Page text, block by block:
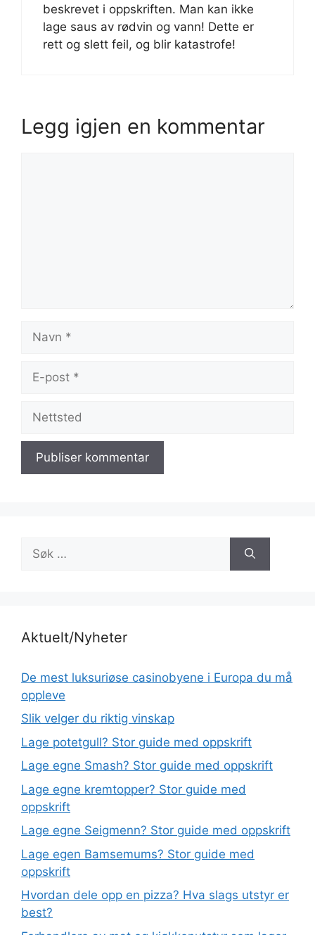
beskrevet i oppskriften. Man kan ikke
lage saus av rødvin og vann! Dette er
rett og slett feil, og blir katastrofe!
Legg igjen en kommentar
post
etter:
Aktuelt/Nyheter
De mest luksuriøse casinobyene i Europa du må
oppleve
Slik velger du riktig vinskap
Lage potetgull? Stor guide med oppskrift
Lage egne Smash? Stor guide med oppskrift
Lage egne kremtopper? Stor guide med
oppskrift
Lage egne Seigmenn? Stor guide med oppskrift
Lage egen Bamsemums? Stor guide med
oppskrift
Hvordan dele opp en pizza? Hva slags utstyr er
best?